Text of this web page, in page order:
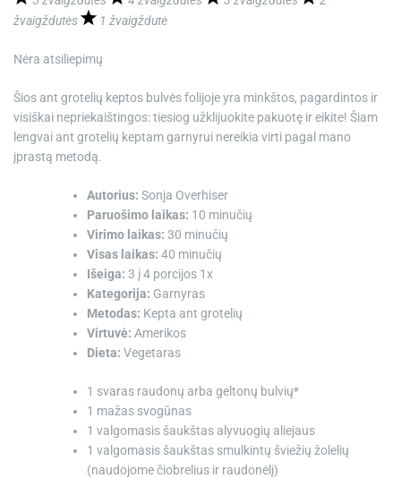
žvaigždutės
1 žvaigždutė
Nėra atsiliepimų
Šios ant grotelių keptos bulvės folijoje yra minkštos, pagardintos ir
visiškai nepriekaištingos: tiesiog užklijuokite pakuotę ir eikite! Šiam
lengvai ant grotelių keptam garnyrui nereikia virti pagal mano
įprastą metodą.
Autorius: Sonja Overhiser
Paruošimo laikas: 10 minučių
Virimo laikas: 30 minučių
Visas laikas: 40 minučių
Išeiga: 3 į4 porcijos 1x
Kategorija: Garnyras
Metodas: Kepta ant grotelių
Virtuvė: Amerikos
Dieta: Vegetaras
1 svaras raudonų arba geltonų bulvių*
1 mažas svogūnas
1 valgomasis šaukštas alyvuogių aliejaus
1 valgomasis šaukštas smulkintų šviežių žolelių
(naudojome čiobrelius ir raudonėlį)